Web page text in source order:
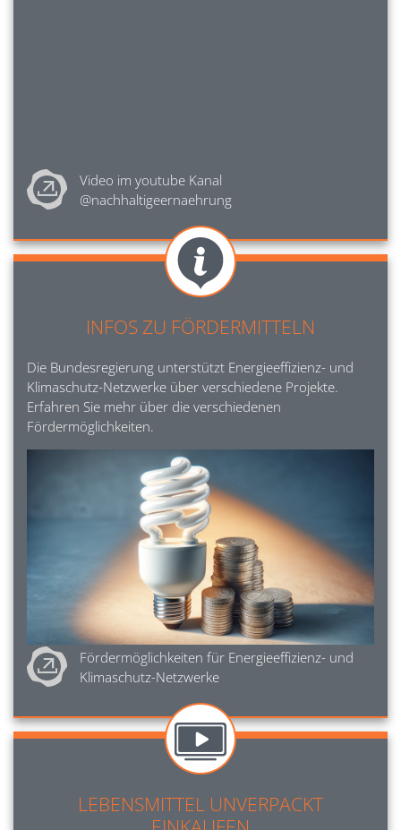
Video im youtube Kanal
@nachhaltigeernaehrung
Image
INFOS ZU FÖRDERMITTELN
Die Bundesregierung unterstützt Energieeffizienz- und
Klimaschutz-Netzwerke über verschiedene Projekte.
Erfahren Sie mehr über die verschiedenen
Fördermöglichkeiten.
Fördermöglichkeiten für Energieeffizienz- und
Klimaschutz-Netzwerke
Image
LEBENSMITTEL UNVERPACKT